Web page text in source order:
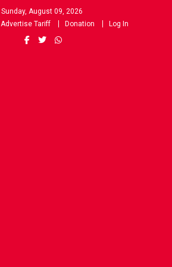
Sunday, August 09, 2026
Advertise Tariff Donation Log In